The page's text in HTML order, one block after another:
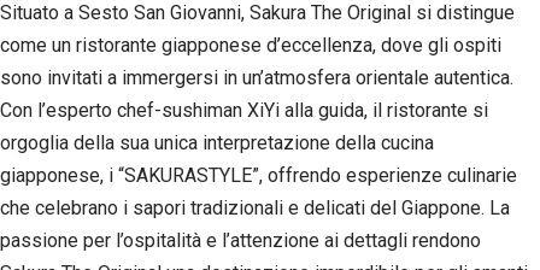
Situato a Sesto San Giovanni, Sakura The Original si distingue
come un ristorante giapponese d’eccellenza, dove gli ospiti
sono invitati a immergersi in un’atmosfera orientale autentica.
Con l’esperto chef-sushiman XiYi alla guida, il ristorante si
orgoglia della sua unica interpretazione della cucina
giapponese, i “SAKURASTYLE”, offrendo esperienze culinarie
che celebrano i sapori tradizionali e delicati del Giappone. La
passione per l’ospitalità e l’attenzione ai dettagli rendono